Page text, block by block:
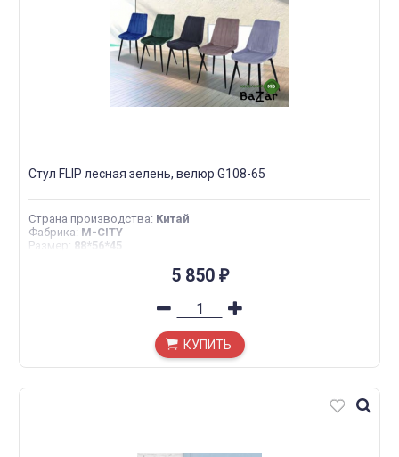
Стул FLIP лесная зелень, велюр G108-65
Страна производства: Китай
Фабрика: M-CITY
Размер : 88*56*45
5 850 ₽
КУПИТЬ